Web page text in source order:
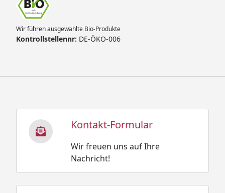
Wir führen ausgewählte Bio-Produkte
Kontrollstellennr: DE-ÖKO-006
Kontakt-Formular
Wir freuen uns auf Ihre
Nachricht!